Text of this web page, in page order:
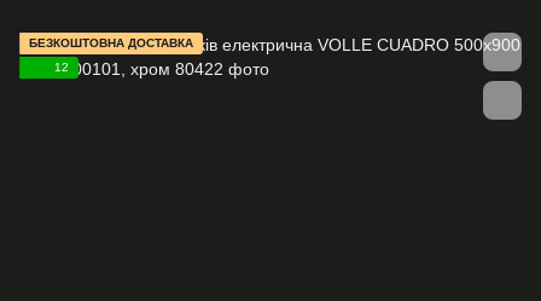
БЕЗКОШТОВНА ДОСТАВКА
12